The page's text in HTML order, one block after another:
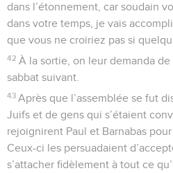
dans l’étonnement, car soudain
dans votre temps, je vais
que vous ne croiriez pas si
42 À la sortie, on leur demanda
sabbat suivant.
43 Après que l’assemblée se fut
Juifs et de gens qui s’étaient
rejoignirent Paul et Barnabas pour
Ceux-ci les persuadaient
s’attacher fidèlement à tout ce